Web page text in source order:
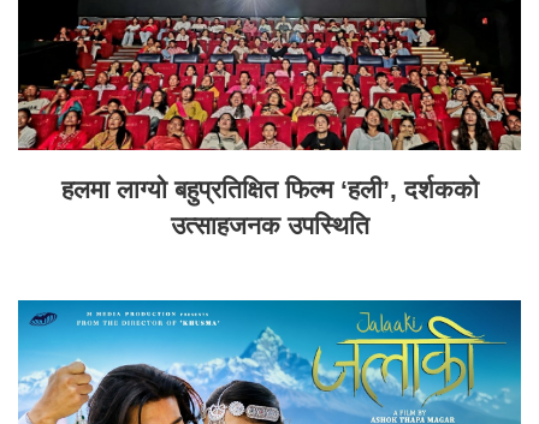
हलमा लाग्यो बहुप्रतिक्षित फिल्म ‘हली’, दर्शकको
उत्साहजनक उपस्थिति